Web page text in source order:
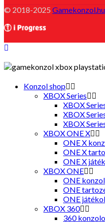
© 2018-2025 Gamekonzol.hu
Konzol shop
XBOX Series
XBOX
XBOX
XBOX
XBOX ONE X
ONE X
ONE X
ONE X
XBOX ONE
ONE
ONE
ONE
XBOX 360
360